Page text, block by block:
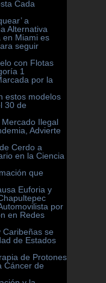
Cada
a
Alternativa
en Miami es
seguir
con Flotas
1
por la
estos modelos
30 de
Ilegal
Advierte
Cerdo a
en la Ciencia
que
Euforia y
por
en Redes
Caribeñas se
de Estados
de Protones
Cáncer de